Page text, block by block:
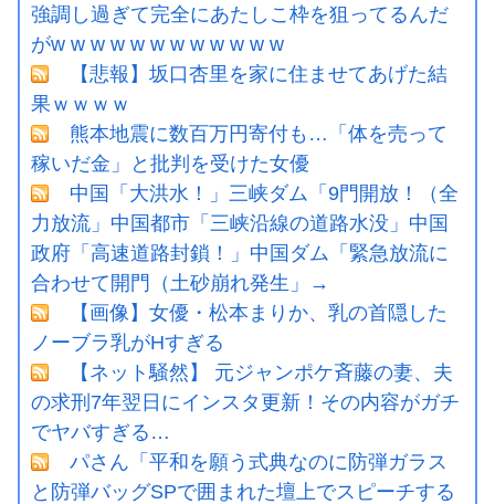
強調し過ぎて完全にあたしこ枠を狙ってるんだ
がw w w w w w w w w w w w
【悲報】坂口杏里を家に住ませてあげた結
果ｗｗｗｗ
熊本地震に数百万円寄付も…「体を売って
稼いだ金」と批判を受けた女優
中国「大洪水！」三峡ダム「9門開放！（全
力放流」中国都市「三峡沿線の道路水没」中国
政府「高速道路封鎖！」中国ダム「緊急放流に
合わせて開門（土砂崩れ発生」→
【画像】女優・松本まりか、乳の首隠した
ノーブラ乳がHすぎる
【ネット騒然】 元ジャンポケ斉藤の妻、夫
の求刑7年翌日にインスタ更新！その内容がガチ
でヤバすぎる…
パさん「平和を願う式典なのに防弾ガラス
と防弾バッグSPで囲まれた壇上でスピーチする